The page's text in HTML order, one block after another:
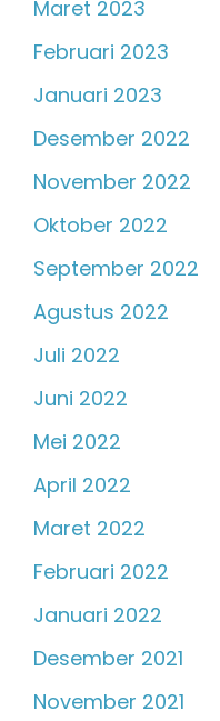
Maret 2023
Februari 2023
Januari 2023
Desember 2022
November 2022
Oktober 2022
September 2022
Agustus 2022
Juli 2022
Juni 2022
Mei 2022
April 2022
Maret 2022
Februari 2022
Januari 2022
Desember 2021
November 2021